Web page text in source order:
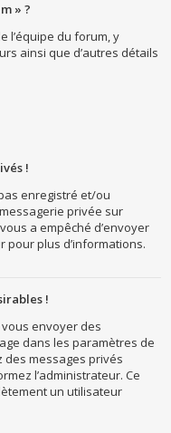
» ?
l’équipe du forum, y
ainsi que d’autres détails
!
enregistré et/ou
privée sur
a empêché d’envoyer
pour plus d’informations.
!
envoyer des
dans les paramètres de
des messages privés
l’administrateur. Ce
un utilisateur